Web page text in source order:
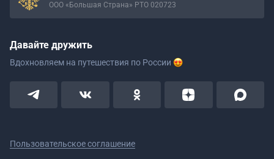
ООО «Большая Страна» РТО 020723
Давайте дружить
Вдохновляем на путешествия по России
Пользовательское соглашение